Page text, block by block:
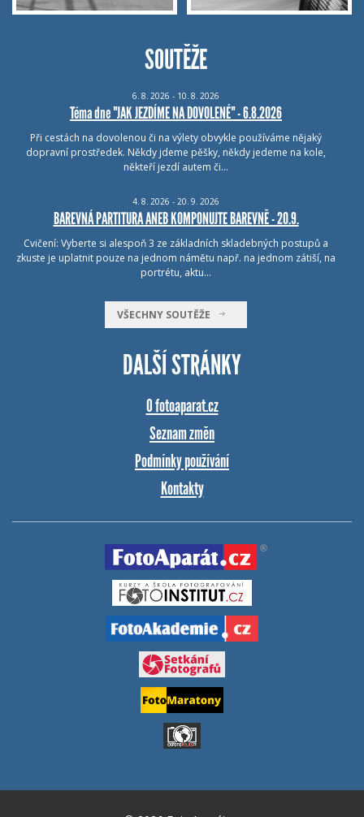
SOUTĚŽE
6. 8. 2026 - 10. 8. 2026
Téma dne "JAK JEZDÍME NA DOVOLENÉ" - 6.8.2026
Při cestách na dovolenou či na výlety obvykle používáme nějaký
dopravní prostředek. Někdy jdeme pěšky, někdy jedeme na kole,
někteří jezdí autem či…
4. 8. 2026 - 20. 9. 2026
BAREVNÁ PARTITURA ANEB KOMPONUJTE BAREVNĚ - 20.9.
Cvičení: Vyberte si alespoň 3 ze základních skladebných postupů a
zkuste je uplatnit pouze na jednom námětu např. na jednom zátiší, na
portrétu, aktu…
VŠECHNY SOUTĚŽE
DALŠÍ STRÁNKY
O fotoaparat.cz
Seznam změn
Podmínky používání
Kontakty